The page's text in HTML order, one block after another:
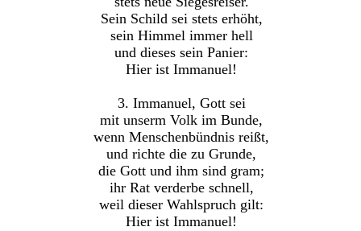
Sein Schild sei stets erhöht,
sein Himmel immer hell
und dieses sein Panier:
Hier ist Immanuel!
3. Immanuel, Gott sei
mit unserm Volk im Bunde,
wenn Menschenbündnis reißt,
und richte die zu Grunde,
die Gott und ihm sind gram;
ihr Rat verderbe schnell,
weil dieser Wahlspruch gilt:
Hier ist Immanuel!